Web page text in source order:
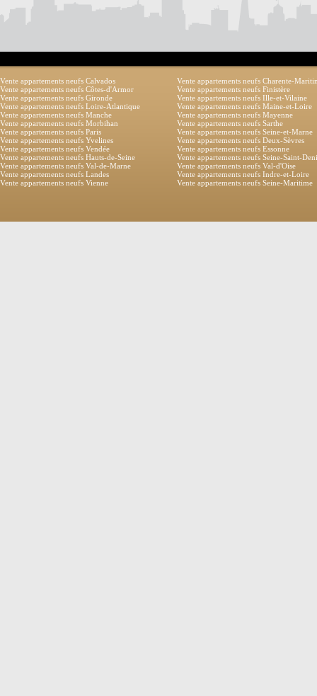
Vente appartements neufs Calvados
Vente appartements neufs Charente-
Vente appartements neufs Côtes-d'Armor
Vente appartements neufs Finistère
Vente appartements neufs Gironde
Vente appartements neufs Ille-et-Vilaine
Vente appartements neufs Loire-Atlantique
Vente appartements neufs Maine-et-Loire
Vente appartements neufs Manche
Vente appartements neufs Mayenne
Vente appartements neufs Morbihan
Vente appartements neufs Sarthe
Vente appartements neufs Paris
Vente appartements neufs Seine-et-Marne
Vente appartements neufs Yvelines
Vente appartements neufs Deux-Sèvres
Vente appartements neufs Vendée
Vente appartements neufs Essonne
Vente appartements neufs Hauts-de-Seine
Vente appartements neufs Seine-Saint-
Vente appartements neufs Val-de-Marne
Vente appartements neufs Val-d'Oise
Vente appartements neufs Landes
Vente appartements neufs Indre-et-Loire
Vente appartements neufs Vienne
Vente appartements neufs Seine-Maritime